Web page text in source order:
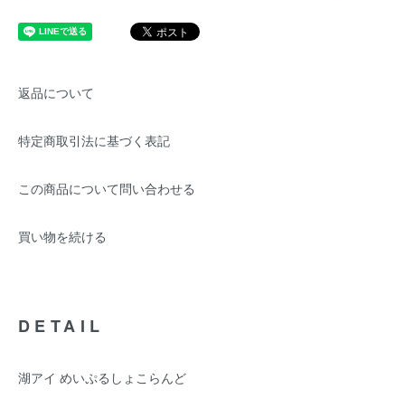
返品について
特定商取引法に基づく表記
この商品について問い合わせる
買い物を続ける
DETAIL
湖アイ めいぷるしょこらんど